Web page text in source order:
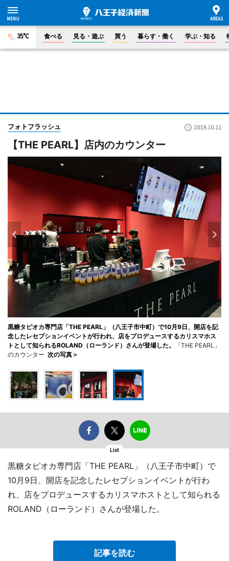
35°C 食べる 見る・遊ぶ 買う 暮らす・働く 学ぶ・知る
フォトフラッシュ 2019.10.11
【THE PEARL】店内のカウンター
黒糖タピオカ専門店「THE PEARL」（八王子市中町）で10月9日、開店を記
念したレセプションイベントが行われ、店をプロデュースするカリスマホス
トとして知られるROLAND（ローランド）さんが登場した。
「THE PEARL」
のカウンター 次の写真＞
List
黒糖タピオカ専門店「THE PEARL」（八王子市中町）で
10月9日、開店を記念したレセプションイベントが行わ
れ、店をプロデュースするカリスマホストとして知られる
ROLAND（ローランド）さんが登場した。
記事を読む